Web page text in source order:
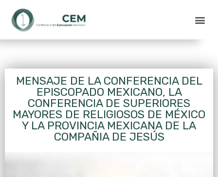
MENSAJE DE LA CONFERENCIA DEL
EPISCOPADO MEXICANO, LA
CONFERENCIA DE SUPERIORES
MAYORES DE RELIGIOSOS DE MÉXICO
Y LA PROVINCIA MEXICANA DE LA
COMPAÑIA DE JESÚS